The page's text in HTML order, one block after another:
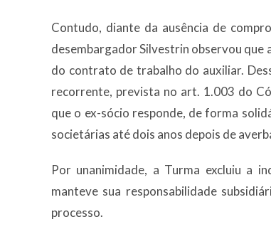
Contudo, diante da ausência de
desembargador Silvestrin observou
do contrato de trabalho do auxiliar.
recorrente, prevista no art. 1.003 do
que o ex-sócio responde, de forma
societárias até dois anos depois de
Por unanimidade, a Turma excluiu a
manteve sua responsabilidade
processo.